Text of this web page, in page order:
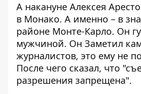
А накануне Алексея
в Монако. А именно – в
районе Монте-Карло. Он
мужчиной. Он Заметил
журналистов, это ему не
После чего сказал, что
разрешения запрещена".